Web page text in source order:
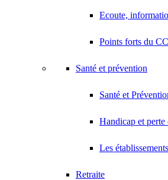
Ecoute,
Points forts du
Santé et prévention
Santé et
Handicap et perte
Les
Retraite